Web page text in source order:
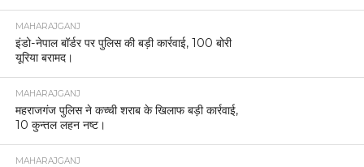
MAHARAJGANJ
इंडो-नेपाल बॉर्डर पर पुलिस की बड़ी कार्रवाई, 100 बोरी
यूरिया बरामद।
MAHARAJGANJ
महराजगंज पुलिस ने कच्ची शराब के खिलाफ बड़ी कार्रवाई,
10 कुन्तल लहन नष्ट।
MAHARAJGANJ